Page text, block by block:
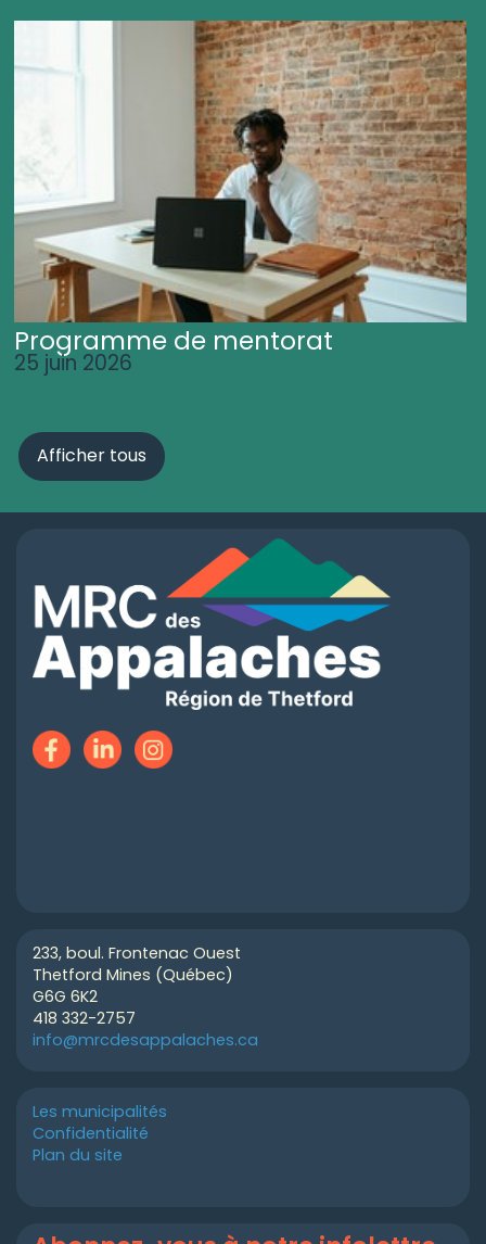
Programme de mentorat
25 juin 2026
Afficher tous
233, boul. Frontenac Ouest
Thetford Mines (Québec)
G6G 6K2
418 332-2757
info@mrcdesappalaches.ca
Les municipalités
Confidentialité
Plan du site